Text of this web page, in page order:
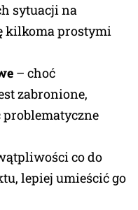
sytuacji na
kilkoma prostymi
– choć
zabronione,
co do
lepiej umieścić go